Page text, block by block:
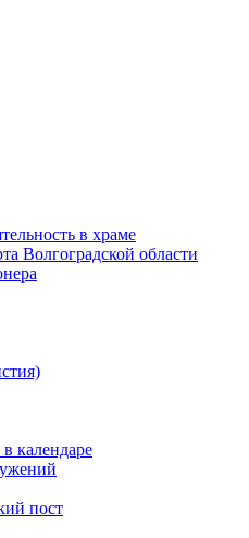
в храме
Волгоградской области
календаре
пост